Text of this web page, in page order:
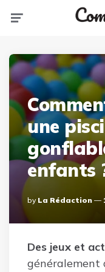
une
enfants
Posted
By
By La Rédaction
Des jeux et
généralement